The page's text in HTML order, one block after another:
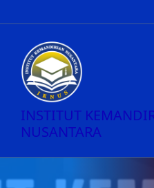
INSTITUT
NUSANTARA